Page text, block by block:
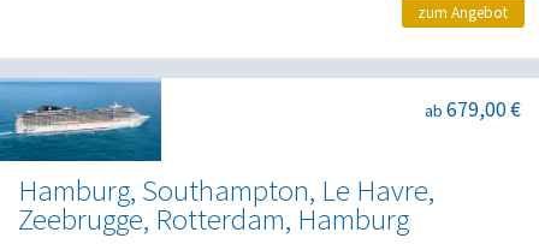
zum Angebot
Hamburg, Southampton, Le Havre,
Zeebrugge, Rotterdam, Hamburg
ab 679,00 €